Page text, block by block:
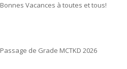
Bonnes Vacances à toutes et tous!
Passage de Grade MCTKD 2026